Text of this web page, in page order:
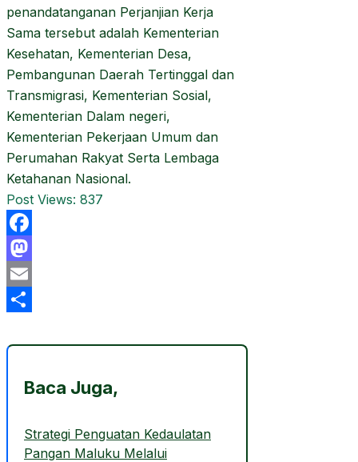
penandatanganan Perjanjian Kerja
Sama tersebut adalah Kementerian
Kesehatan, Kementerian Desa,
Pembangunan Daerah Tertinggal dan
Transmigrasi, Kementerian Sosial,
Kementerian Dalam negeri,
Kementerian Pekerjaan Umum dan
Perumahan Rakyat Serta Lembaga
Ketahanan Nasional.
Post Views: 837
Facebook
Mastodon
Email
Baca Juga,
Strategi Penguatan Kedaulatan
Pangan Maluku Melalui